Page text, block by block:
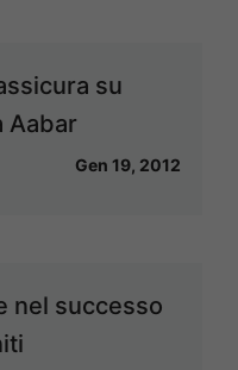
su
Aabar
Gen 19, 2012
nel successo